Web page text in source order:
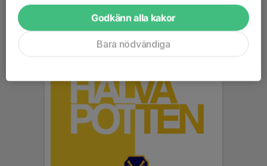
Godkänn alla kakor
Bara nödvändiga